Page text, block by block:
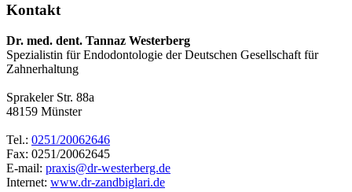
Kontakt
Dr. med. dent. Tannaz Westerberg
Spezialistin für Endodontologie der Deutschen Gesellschaft für
Zahnerhaltung
Sprakeler Str. 88a
48159 Münster
Tel.: 0251/20062646
Fax: 0251/20062645
E-mail: praxis@dr-westerberg.de
Internet: www.dr-zandbiglari.de